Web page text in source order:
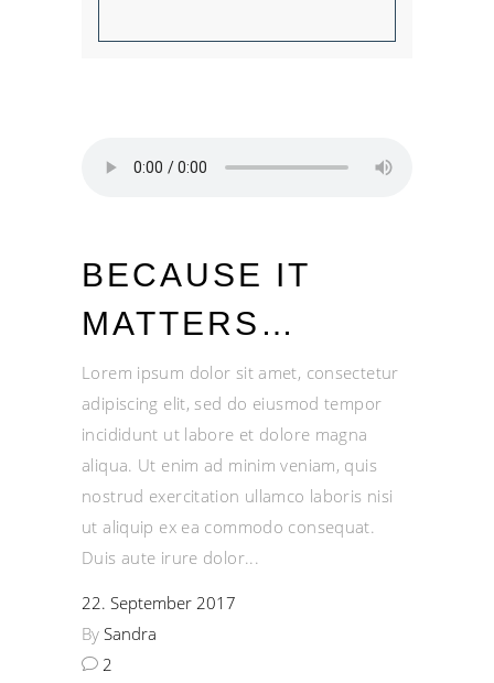
BECAUSE IT
MATTERS…
Lorem ipsum dolor sit amet, consectetur
adipiscing elit, sed do eiusmod tempor
incididunt ut labore et dolore magna
aliqua. Ut enim ad minim veniam, quis
nostrud exercitation ullamco laboris nisi
ut aliquip ex ea commodo consequat.
Duis aute irure dolor
22. September 2017
By Sandra
2